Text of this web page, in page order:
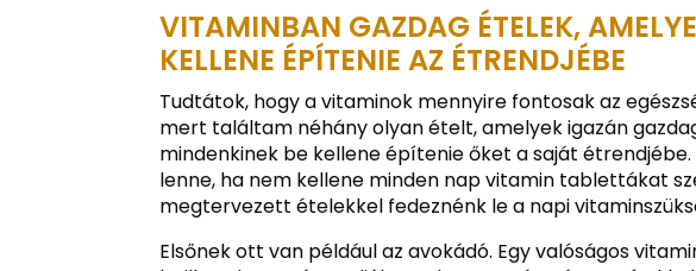
VITAMINBAN GAZDAG ÉTELEK,
KELLENE ÉPÍTENIE AZ ÉTRENDJÉBE
Tudtátok, hogy a vitaminok mennyire fontosak az
mert találtam néhány olyan ételt, amelyek igazán
mindenkinek be kellene építenie őket a saját
lenne, ha nem kellene minden nap vitamin tablettákat
megtervezett ételekkel fedeznénk le a napi
Elsőnek ott van például az avokádó. Egy valóságos